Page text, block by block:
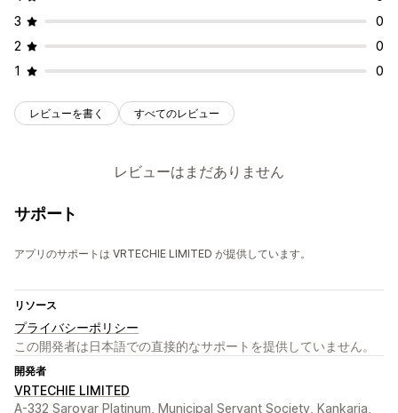
3
0
2
0
1
0
レビューを書く すべてのレビュー
レビューはまだありません
サポート
アプリのサポートは VRTECHIE LIMITED が提供しています。
リソース
プライバシーポリシー
この開発者は日本語での直接的なサポートを提供していません。
開発者
VRTECHIE LIMITED
A-332 Sarovar Platinum, Municipal Servant Society, Kankaria,